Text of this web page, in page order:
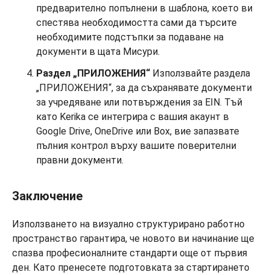
предварително попълнени в шаблона, което ви
спестява необходимостта сами да търсите
необходимите подстъпки за подаване на
документи в щата Мисури.
Раздел „ПРИЛОЖЕНИЯ“ Използвайте раздела
„ПРИЛОЖЕНИЯ“, за да съхранявате документи
за учредяване или потвърждения за EIN. Тъй
като Kerika се интегрира с вашия акаунт в
Google Drive, OneDrive или Box, вие запазвате
пълния контрол върху вашите поверителни
правни документи.
Заключение
Използването на визуално структурирано работно
пространство гарантира, че новото ви начинание ще
спазва професионалните стандарти още от първия
ден. Като пренесете подготовката за стартирането